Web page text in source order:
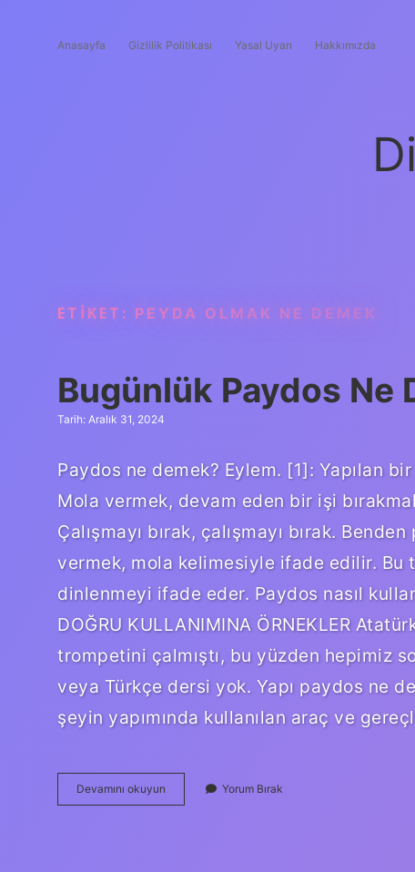
Anasayfa Gizlilik Politikası Yasal Uyarı Hakkımızda
ETIKET: PEYDA OLMAK NE DEMEK
Bugünlük Paydos Ne
Tarih: Aralık 31, 2024
Paydos ne demek? Eylem. [1]: Yapılan
Mola vermek, devam eden bir işi
Çalışmayı bırak, çalışmayı bırak.
vermek, mola kelimesiyle ifade edilir.
dinlenmeyi ifade eder. Paydos nasıl
DOĞRU KULLANIMINA ÖRNEKLER
trompetini çalmıştı, bu yüzden hepimiz
veya Türkçe dersi yok. Yapı paydos ne
şeyin yapımında kullanılan araç ve
Devamını okuyun Bugünlük
Paydos
Yorum Bırak